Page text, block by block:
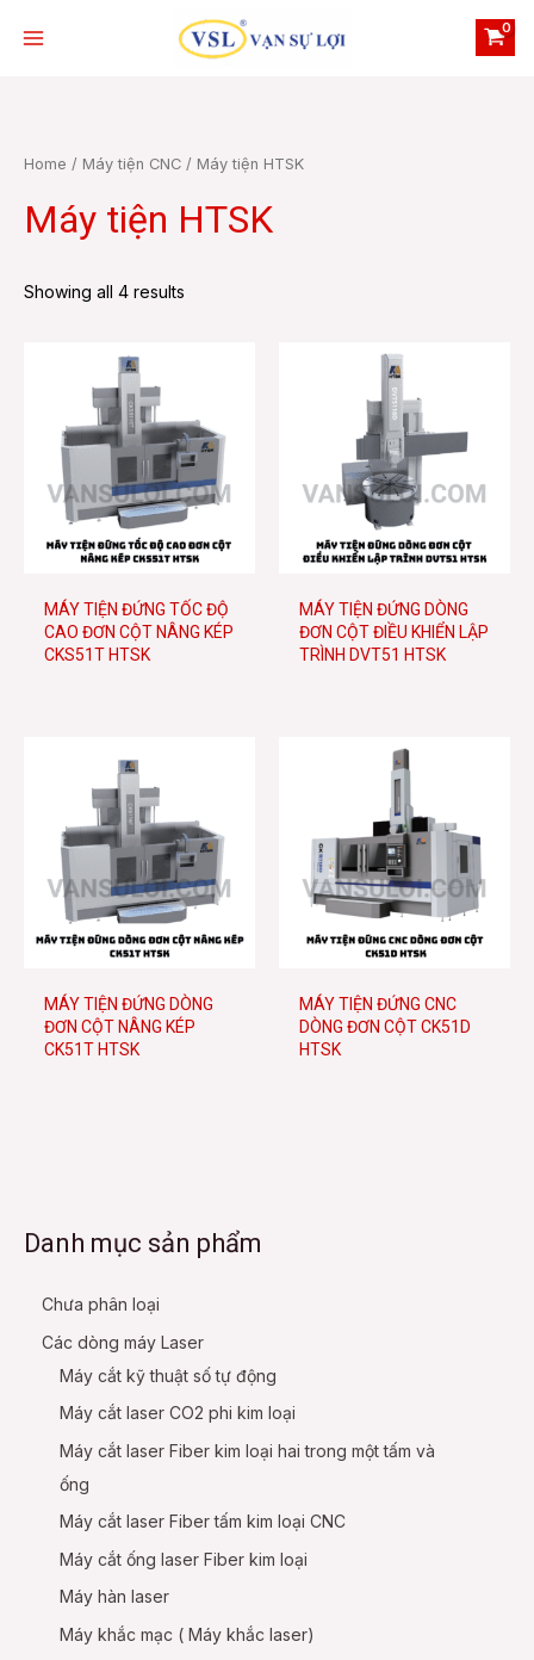
Danh mục sản phẩm
Chưa phân loại
Các dòng máy Laser
Máy cắt kỹ thuật số tự động
Máy cắt laser CO2 phi kim loại
Máy cắt laser Fiber kim loại hai trong một tấm và
ống
Máy cắt laser Fiber tấm kim loại CNC
Máy cắt ống laser Fiber kim loại
Máy hàn laser
Máy khắc mạc ( Máy khắc laser)
Home / Máy tiện CNC / Máy tiện HTSK
Máy tiện HTSK
Showing all 4 results
MÁY TIỆN ĐỨNG TỐC ĐỘ
CAO ĐƠN CỘT NÂNG KÉP
CKS51T HTSK
MÁY TIỆN ĐỨNG DÒNG
ĐƠN CỘT ĐIỀU KHIỂN LẬP
TRÌNH DVT51 HTSK
MÁY TIỆN ĐỨNG DÒNG
ĐƠN CỘT NÂNG KÉP
CK51T HTSK
MÁY TIỆN ĐỨNG CNC
DÒNG ĐƠN CỘT CK51D
HTSK